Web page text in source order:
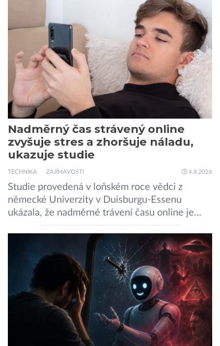
Nadměrný čas strávený online
zvyšuje stres a zhoršuje náladu,
ukazuje studie
TECHNIKA ZAJÍMAVOSTI 4.8.2026
Studie provedená v loňském roce vědci z
německé Univerzity v Duisburgu-Essenu
ukázala, že nadměrné trávení času online je
spojeno s vyšší úrovní stresu, horší náladou a
vede k zanedbávání dalších aktivit. Zúčastnilo
se jí 900 dospělých Němců, kteří uvedli, že se v
posledním roce alespoň jednou zapojili do hraní
her, sledování pornografie, sledování sociálních
sítí […]